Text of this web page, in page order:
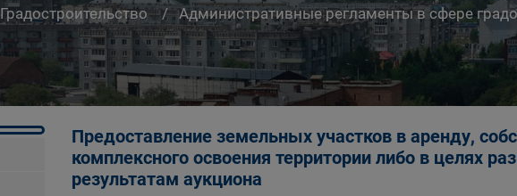
Градостроительство Административные регламенты в сфере
Предоставление земельных участков в аренду,
комплексного освоения территории либо в целях
результатам аукциона